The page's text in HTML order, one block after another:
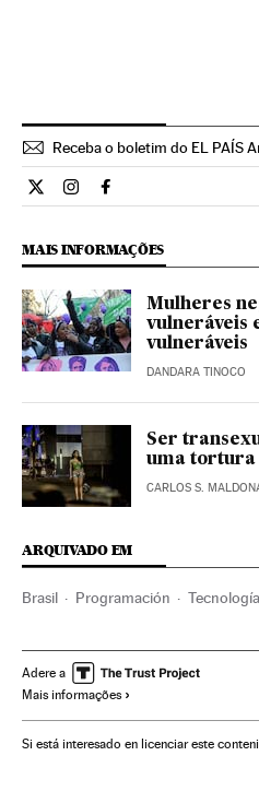
Receba o boletim do EL PAÍS
Economia El País Brasil en
Economia El País Brasil
Economia El País
MAIS INFORMAÇÕES
Mulheres
vulneráveis
vulneráveis
DANDARA TINOCO
Ser
uma tortura
CARLOS S.
ARQUIVADO EM
Brasil Programación Tecnología
Machismo Comunidad LGTBIQ+
Discriminación
Adere a
Mais informações
Si está interesado en licenciar este